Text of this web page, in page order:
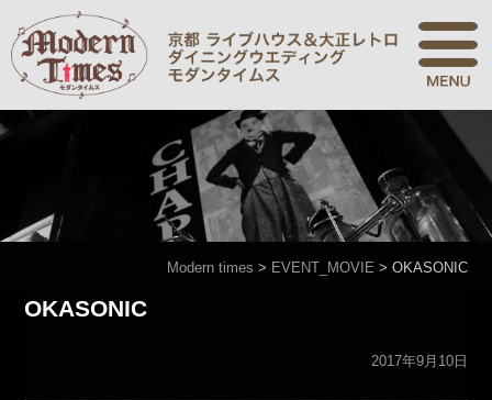
Modern times > EVENT_MOVIE > OKASONIC
OKASONIC
2017年9月10日